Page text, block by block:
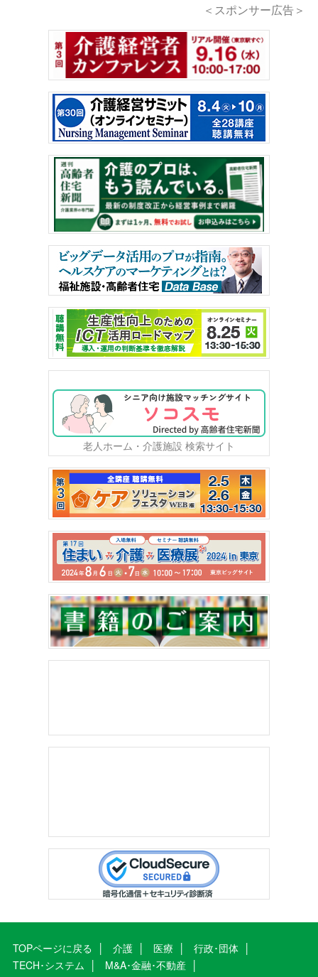
＜スポンサー広告＞
老人ホーム・介護施設 検索サイト
TOPページに戻る 介護 医療
行政･団体
TECH･システム
M&A･金融･不動産